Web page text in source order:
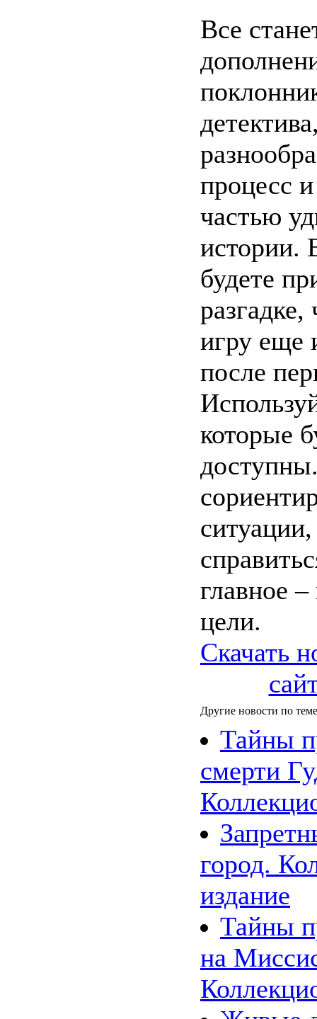
Все
процесс
частью
истории.
будете
игру еще
после
которые
главное
цели.
Скачать
Другие новости по
Тайны
смерти
город.
издание
Тайны
на